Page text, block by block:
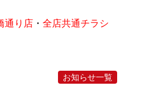
通り店 ・ 全店共通チラシ
お知らせ一覧
採用情報 会社案内 決済情報